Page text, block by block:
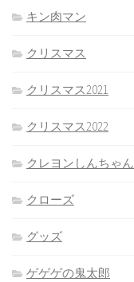
キン肉マン
クリスマス
クリスマス2021
クリスマス2022
クレヨンしんちゃん
クローズ
グッズ
ゲゲゲの鬼太郎